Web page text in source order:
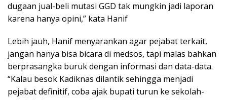
dugaan jual-beli mutasi GGD tak mungkin jadi laporan
karena hanya opini,” kata Hanif
Lebih jauh, Hanif menyarankan agar pejabat terkait,
jangan hanya bisa bicara di medsos, tapi malas bahkan
berprasangka buruk dengan informasi dan data-data.
“Kalau besok Kadiknas dilantik sehingga menjadi
pejabat definitif, coba ajak bupati turun ke sekolah-